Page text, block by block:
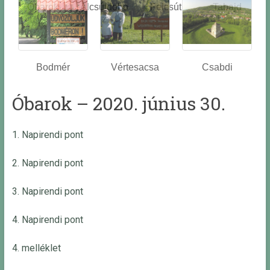
Óbarok
Alcsútdobo
z
Felcsút Tabajd
Bodmér Vértesacsa Csabdi
Óbarok – 2020. június 30.
1. Napirendi pont
2. Napirendi pont
3. Napirendi pont
4. Napirendi pont
4. melléklet